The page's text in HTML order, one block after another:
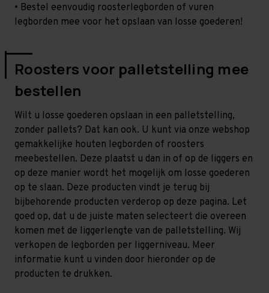
• Bestel eenvoudig roosterlegborden of vuren
legborden mee voor het opslaan van losse goederen!
Roosters voor palletstelling mee
bestellen
Wilt u losse goederen opslaan in een palletstelling,
zonder pallets? Dat kan ook. U kunt via onze webshop
gemakkelijke houten legborden of roosters
meebestellen. Deze plaatst u dan in of op de liggers en
op deze manier wordt het mogelijk om losse goederen
op te slaan. Deze producten vindt je terug bij
bijbehorende producten verderop op deze pagina. Let
goed op, dat u de juiste maten selecteert die overeen
komen met de liggerlengte van de palletstelling. Wij
verkopen de legborden per liggerniveau. Meer
informatie kunt u vinden door hieronder op de
producten te drukken.